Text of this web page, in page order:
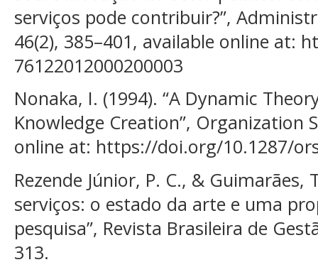
serviços pode contribuir?”,
46(2), 385–401, available online at:
76122012000200003
Nonaka, I. (1994). “A Dynamic
Knowledge Creation”, Organization
online at: https://doi.org/10.1287/
Rezende Júnior, P. C., & Guimarães,
serviços: o estado da arte e uma
pesquisa”, Revista Brasileira de
313.